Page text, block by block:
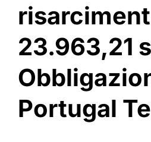
23.963,21
Portugal